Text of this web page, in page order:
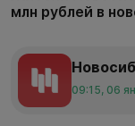
млн рублей в
09:15, 06